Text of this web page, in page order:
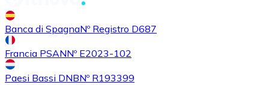
Banca di SpagnaNº Registro D687
Francia PSANNº E2023-102
Paesi Bassi DNBNº R193399